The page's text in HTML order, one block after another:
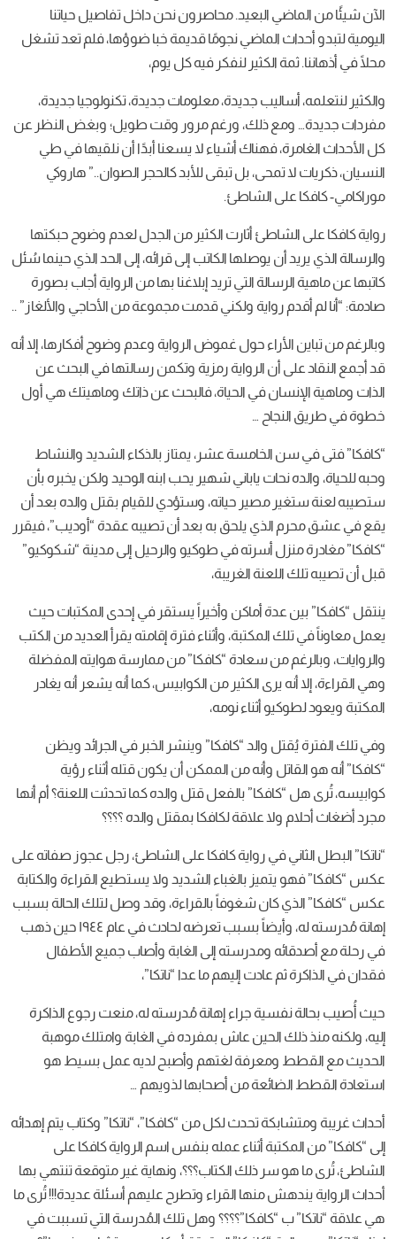
الآن شيئًا من الماضي البعيد. محاصرون نحن داخل تفاصيل حياتنا
اليومية لتبدو أحداث الماضي نجومًا قديمة خبا ضوؤها، فلم تعد تشغل
محلًا في أذهاننا. ثمة الكثير لنفكر فيه كل يوم،
والكثير لنتعلمه، أساليب جديدة، معلومات جديدة، تكنولوجيا جديدة،
مفردات جديدة… ومع ذلك، ورغم مرور وقت طويل؛ وبغض النظر عن
كل الأحداث الغامرة، فهناك أشياء لا يسعنا أبدًا أن نلقيها في طي
النسيان، ذكريات لا تمحى، بل تبقى للأبد كالحجر الصوان..” هاروكي
موراكامي- كافكا على الشاطئ.
رواية كافكا على الشاطئ أثارت الكثير من الجدل لعدم وضوح حبكتها
والرسالة الذي يريد أن يوصلها الكاتب إلى قرائه، إلى الحد الذي حينما سُئل
كاتبها عن ماهية الرسالة التي تريد إبلاغنا بها من الرواية أجاب بصورة
صادمة: “أنا لم أقدم رواية ولكني قدمت مجموعة من الأحاجي والألغاز” ..
وبالرغم من تباين الأراء حول غموض الرواية وعدم وضوح أفكارها، إلا أنه
قد أجمع النقاد على أن الرواية رمزية وتكمن رسالتها في البحث عن
الذات وماهية الإنسان في الحياة، فالبحث عن ذاتك وماهيتك هي أول
خطوة في طريق النجاح …
“كافكا” فتى في سن الخامسة عشر، يمتاز بالذكاء الشديد والنشاط
وحبه للحياة، والده نحات ياباني شهير يحب ابنه الوحيد ولكن يخبره بأن
ستصيبه لعنة ستغير مصير حياته، وستؤدي للقيام بقتل والده بعد أن
يقع في عشق محرم الذي يلحق به بعد أن تصيبه عقدة “أوديب”، فيقرر
“كافكا” مغادرة منزل أسرته في طوكيو والرحيل إلى مدينة “شكوكيو”
قبل أن تصيبه تلك اللعنة الغريبة،
ينتقل “كافكا” بين عدة أماكن وأخيراً يستقر في إحدى المكتبات حيث
يعمل معاوناً في تلك المكتبة، وأثناء فترة إقامته يقرأ العديد من الكتب
والروايات، وبالرغم من سعادة “كافكا” من ممارسة هوايته المفضلة
وهي القراءة، إلا أنه يرى الكثير من الكوابيس، كما أنه يشعر أنه يغادر
المكتبة ويعود لطوكيو أثناء نومه،
وفي تلك الفترة يُقتل والد “كافكا” وينشر الخبر في الجرائد ويظن
“كافكا” أنه هو القاتل وأنه من الممكن أن يكون قتله أثناء رؤية
كوابيسه، تُرى هل “كافكا” بالفعل قتل والده كما تحدثت اللعنة؟ أم أنها
مجرد أضغاث أحلام ولا علاقة لكافكا بمقتل والده ؟؟؟؟
“ناتكا” البطل الثاني في رواية كافكا على الشاطئ، رجل عجوز صفاته على
عكس “كافكا” فهو يتميز بالغباء الشديد ولا يستطيع القراءة والكتابة
عكس “كافكا” الذي كان شغوفاً بالقراءة، وقد وصل لتلك الحالة بسبب
إهانة مُدرسته له، وأيضاً بسبب تعرضه لحادث في عام ١٩٤٤ حين ذهب
في رحلة مع أصدقائه ومدرسته إلى الغابة وأصاب جميع الأطفال
فقدان في الذاكرة ثم عادت إليهم ما عدا “ناتكا”،
حيث أُصيب بحالة نفسية جراء إهانة مُدرسته له، منعت رجوع الذاكرة
إليه، ولكنه منذ ذلك الحين عاش بمفرده في الغابة وامتلك موهبة
الحديث مع القطط ومعرفة لغتهم وأصبح لديه عمل بسيط هو
استعادة القطط الضائعة من أصحابها لذويهم …
أحداث غريبة ومتشابكة تحدث لكل من “كافكا”، “ناتكا” وكتاب يتم إهدائه
إلى “كافكا” من المكتبة أثناء عمله بنفس اسم الرواية كافكا على
الشاطئ، تُرى ما هو سر ذلك الكتاب؟؟؟، ونهاية غير متوقعة تنتهي بها
أحداث الرواية يندهش منها القراء وتطرح عليهم أسئلة عديدة!!! تُرى ما
هي علاقة “ناتكا” ب “كافكا”؟؟؟؟ وهل تلك المُدرسة التي تسببت في